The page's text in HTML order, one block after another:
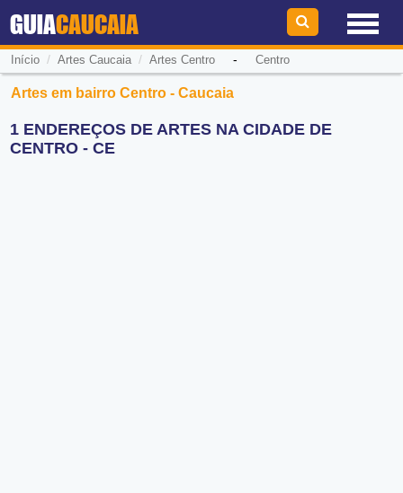
GUIACAUCAIA
Início / Artes Caucaia/ Artes Centro- Centro
Artes em bairro Centro - Caucaia
1 ENDEREÇOS DE ARTES NA CIDADE DE
CENTRO - CE